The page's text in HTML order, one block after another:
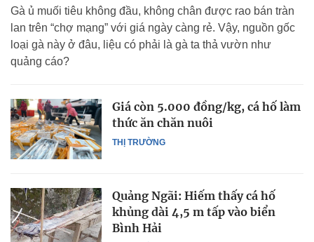
Gà ủ muối tiêu không đầu, không chân được rao bán tràn
lan trên “chợ mạng” với giá ngày càng rẻ. Vậy, nguồn gốc
loại gà này ở đâu, liệu có phải là gà ta thả vườn như
quảng cáo?
THỊ TRƯỜNG
Giá còn 5.000 đồng/kg, cá hố làm
thức ăn chăn nuôi
Quảng Ngãi: Hiếm thấy cá hố
khủng dài 4,5 m tấp vào biển
Bình Hải